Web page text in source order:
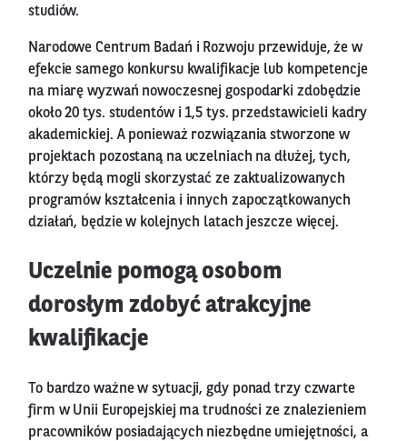
studiów.
Narodowe Centrum Badań i Rozwoju przewiduje, że w
efekcie samego konkursu kwalifikacje lub kompetencje
na miarę wyzwań nowoczesnej gospodarki zdobędzie
około 20 tys. studentów i 1,5 tys. przedstawicieli kadry
akademickiej. A ponieważ rozwiązania stworzone w
projektach pozostaną na uczelniach na dłużej, tych,
którzy będą mogli skorzystać ze zaktualizowanych
programów kształcenia i innych zapoczątkowanych
działań, będzie w kolejnych latach jeszcze więcej.
Uczelnie pomogą osobom
dorosłym zdobyć atrakcyjne
kwalifikacje
To bardzo ważne w sytuacji, gdy ponad trzy czwarte
firm w Unii Europejskiej ma trudności ze znalezieniem
pracowników posiadających niezbędne umiejętności, a